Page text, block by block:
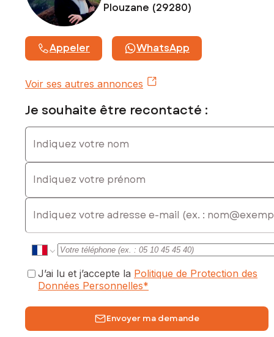
Plouzane (29280)
Appeler WhatsApp
Voir ses autres annonces
Je souhaite être recontacté :
Indiquez votre nom
Indiquez votre prénom
E-mail
J’ai lu et j’accepte la Politique de Protection des
Données Personnelles*
Envoyer ma demande